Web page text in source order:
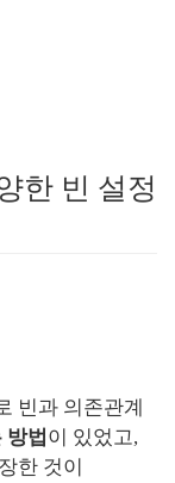
한 빈 설정
빈과 의존관계
법 이 있었고,